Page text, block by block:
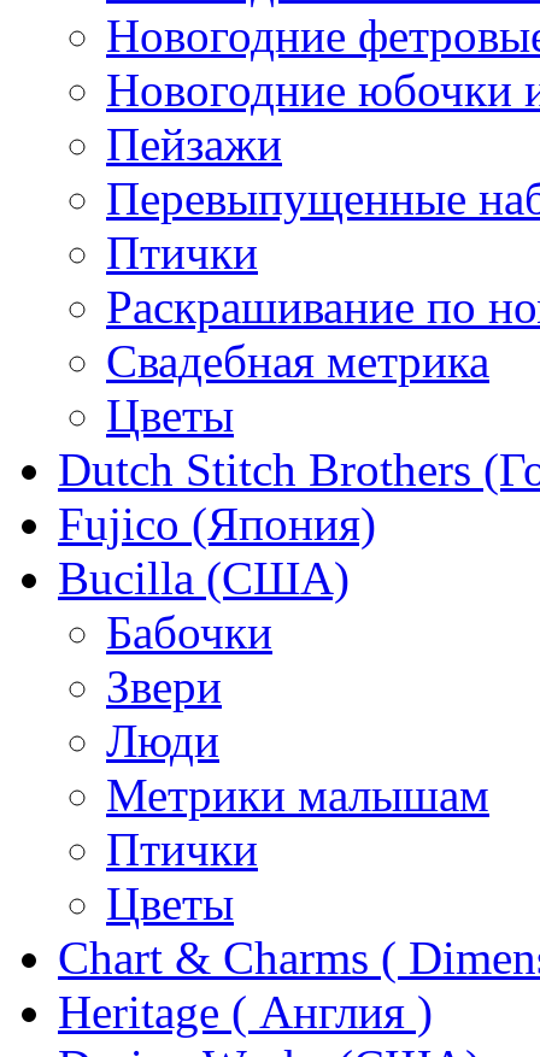
Новогодние
Новогодние юбочки
Пейзажи
Перевыпущенные
Птички
Раскрашивание по
Свадебная метрика
Цветы
Dutch Stitch Brothers
Fujico (Япония)
Bucilla (США)
Бабочки
Звери
Люди
Метрики малышам
Птички
Цветы
Chart & Charms (
Heritage ( Англия )